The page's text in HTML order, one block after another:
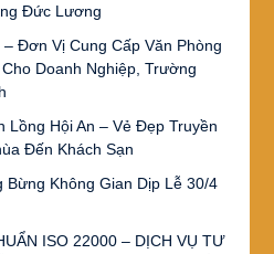
Đức Lương
Đơn Vị Cung Cấp Văn Phòng
Doanh Nghiệp, Trường
Hội An – Vẻ Đẹp Truyền
Đến Khách Sạn
Không Gian Dịp Lễ 30/4
ISO 22000 – DỊCH VỤ TƯ